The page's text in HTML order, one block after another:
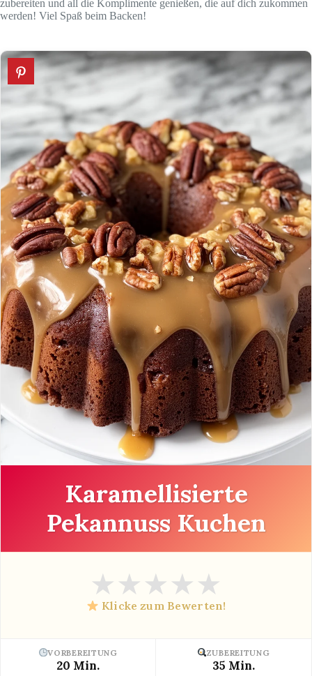
zubereiten und all die Komplimente genießen, die auf dich zukommen
werden! Viel Spaß beim Backen!
Karamellisierte
Pekannuss Kuchen
★★★★★
Klicke zum Bewerten!
VORBEREITUNG
20 Min.
ZUBEREITUNG
35 Min.